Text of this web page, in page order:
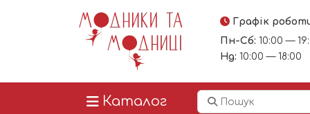
Графік
Пн-Сб: 10:00 —
Нд: 10:00 — 18:00
Каталог